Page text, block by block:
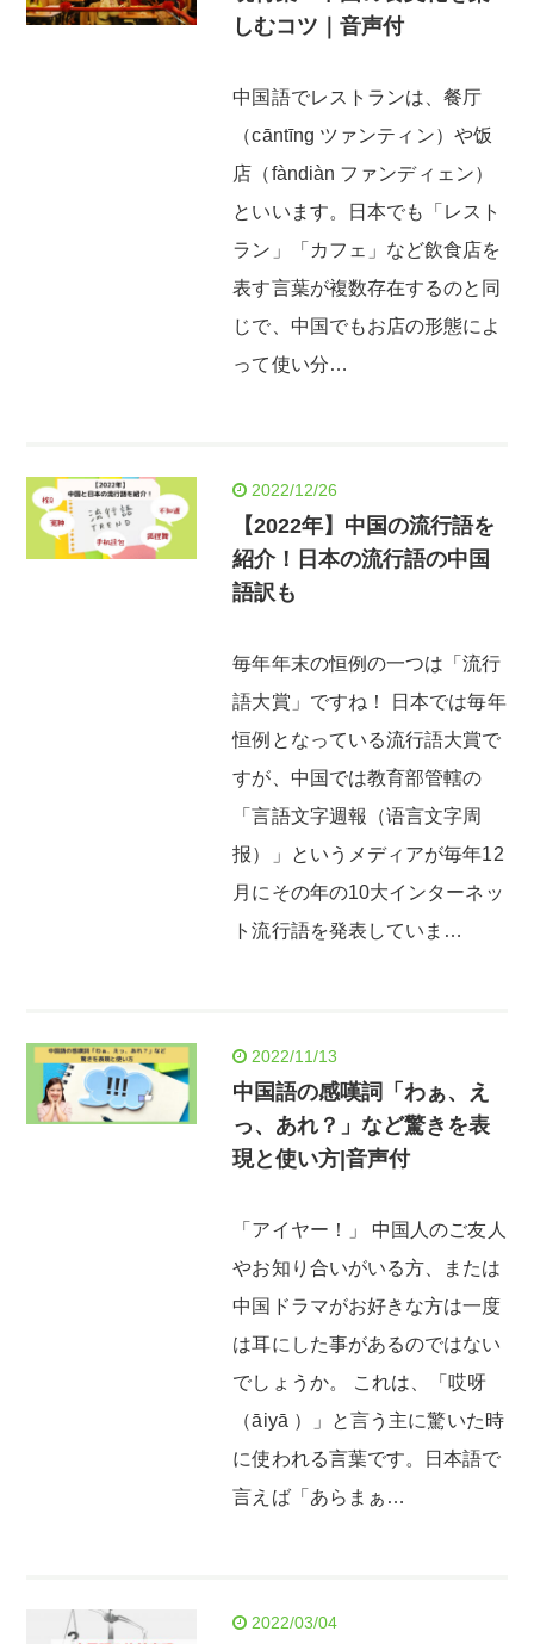
しむコツ｜音声付
中国語でレストランは、餐厅
（cāntīng ツァンティン）や饭
店（fàndiàn ファンディェン）
といいます。日本でも「レスト
ラン」「カフェ」など飲食店を
表す言葉が複数存在するのと同
じで、中国でもお店の形態によ
って使い分…
2022/12/26
【2022年】中国の流行語を
紹介！日本の流行語の中国
語訳も
毎年年末の恒例の一つは「流行
語大賞」ですね！ 日本では毎年
恒例となっている流行語大賞で
すが、中国では教育部管轄の
「言語文字週報（语言文字周
报）」というメディアが毎年12
月にその年の10大インターネッ
ト流行語を発表していま…
2022/11/13
中国語の感嘆詞「わぁ、え
っ、あれ？」など驚きを表
現と使い方|音声付
「アイヤー！」 中国人のご友人
やお知り合いがいる方、または
中国ドラマがお好きな方は一度
は耳にした事があるのではない
でしょうか。 これは、「哎呀
（āiyā ）」と言う主に驚いた時
に使われる言葉です。日本語で
言えば「あらまぁ…
2022/03/04